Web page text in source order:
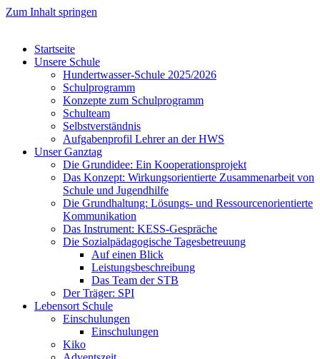
Zum Inhalt springen
Startseite
Unsere Schule
Hundertwasser-Schule 2025/2026
Schulprogramm
Konzepte zum Schulprogramm
Schulteam
Selbst­ver­ständ­nis
Aufgabenprofil Lehrer an der HWS
Unser Ganztag
Die Grundidee: Ein Kooperationsprojekt
Das Konzept: Wirkungsorientierte Zusammenarbeit von
Schule und Jugendhilfe
Die Grundhaltung: Lösungs- und Ressourcenorientierte
Kommunikation
Das Instrument: KESS-Gespräche
Die Sozialpädagogische Tagesbetreuung
Auf einen Blick
Leistungsbeschreibung
Das Team der STB
Der Träger: SPI
Lebensort Schule
Einschulungen
Einschulungen
Kiko